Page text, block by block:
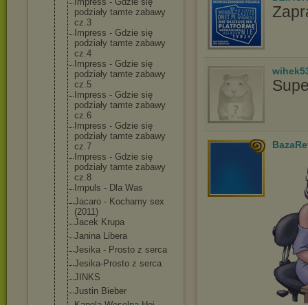
podziały tamte zabawy
cz.3
Impress - Gdzie się
podziały tamte zabawy
cz.4
Impress - Gdzie się
podziały tamte zabawy
cz.5
Impress - Gdzie się
podziały tamte zabawy
cz.6
Impress - Gdzie się
podziały tamte zabawy
cz.7
Impress - Gdzie się
podziały tamte zabawy
cz.8
Impuls - Dla Was
Jacaro - Kochamy sex
(2011)
Jacek Krupa
Janina Libera
Jesika - Prosto z serca
Jesika-Prosto z serca
JINKS
Justin Bieber